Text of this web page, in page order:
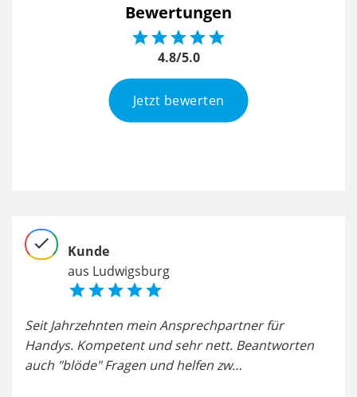
Bewertungen

4.8/5.0
Jetzt bewerten
check
Kunde
aus Ludwigsburg

Seit Jahrzehnten mein Ansprechpartner für
Handys. Kompetent und sehr nett. Beantworten
auch "blöde" Fragen und helfen zw…